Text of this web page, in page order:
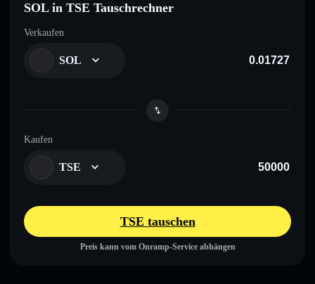
SOL in TSE Tauschrechner
Verkaufen
SOL
Kaufen
TSE
TSE tauschen
Preis kann vom Onramp-Service abhängen